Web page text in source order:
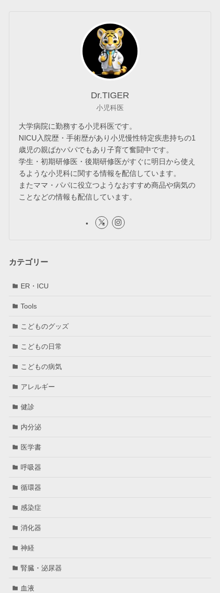
Dr.TIGER
小児科医
大学病院に勤務する小児科医です。
NICU入院歴・手術歴があり小児慢性特定疾患持ちの1
歳児の親ばかパパでもあり子育て奮闘中です。
学生・初期研修医・後期研修医がすぐに明日から使え
るような小児科に関する情報を配信しています。
またママ・パパに役立つようなおすすめ商品や病気の
ことなどの情報も配信しています。
カテゴリー
ER・ICU
Tools
こどものグッズ
こどもの日常
こどもの病気
アレルギー
健診
内分泌
医学書
呼吸器
循環器
感染症
消化器
神経
腎臓・泌尿器
血液